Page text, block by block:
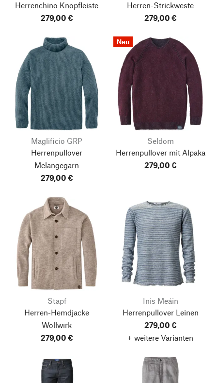
Herrenchino Knopfleiste
279,00 €
Herren-Strickweste
279,00 €
Maglificio GRP
Herrenpullover
Melangegarn
279,00 €
Neu
Seldom
Herrenpullover mit Alpaka
279,00 €
Stapf
Herren-Hemdjacke
Wollwirk
279,00 €
Inis Meáin
Herrenpullover Leinen
279,00 €
+ weitere Varianten